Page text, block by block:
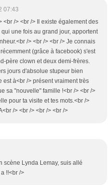
07:43
<br /> <br /> Il existe également des
qui une fois au grand jour, apportent
/> <br /> <br /> Je connais
(grâce à facebook) s'est
père clown et deux demi-frères.
jours d'absolue stupeur bien
est à<br /> présent vraiment très
sa "nouvelle" famille !<br /> <br />
pour ta visite et tes mots.<br />
/> <br /> <br /> <br />
scène Lynda Lemay, suis allé
!!<br />